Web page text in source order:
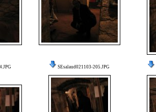
SEsalaud021103-205.JPG